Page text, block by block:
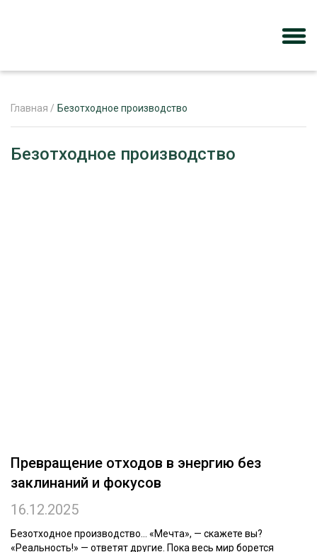
ЖУРНАЛ «ЛЕСНОЙ КОМПЛЕКС»
ПРОИЗВОДСТВО ДРЕВЕСНЫХ ПЛИТ
ЦБП
КОМПЛЕКСНАЯ ПЕРЕРАБОТКА
Главная / Безотходное производство
Безотходное производство
Превращение отходов в энергию без
заклинаний и фокусов
16.12.2025
Безотходное производство… «Мечта», — скажете вы?
«Реальность!» — ответят другие. Пока весь мир борется